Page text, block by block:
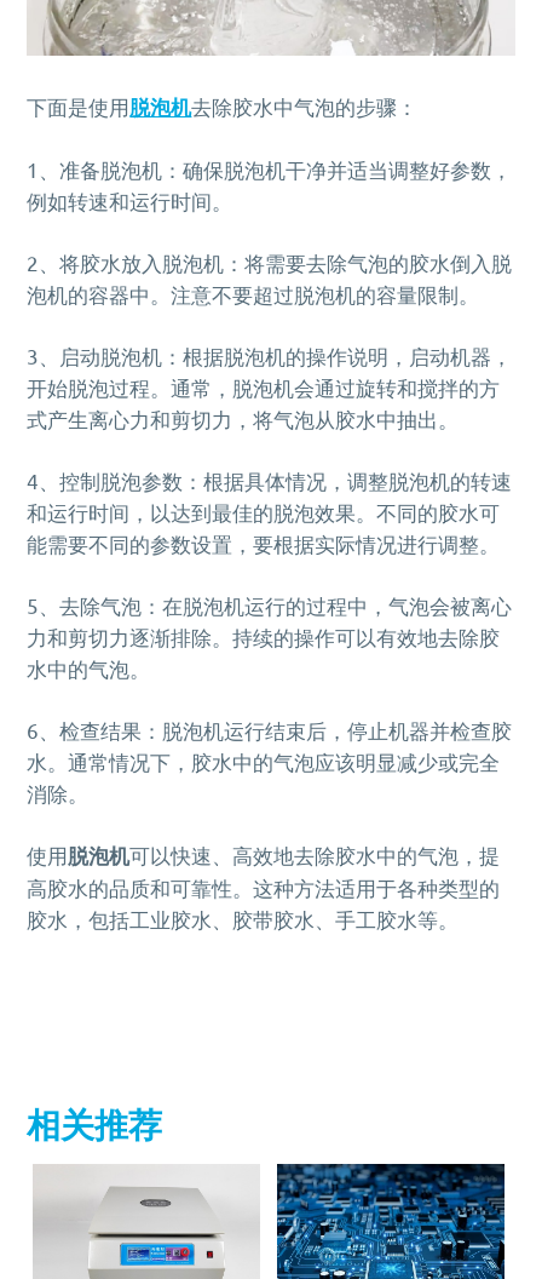
下面是使用脱泡机去除胶水中气泡的步骤：
1、准备脱泡机：确保脱泡机干净并适当调整好参数，
例如转速和运行时间。
2、将胶水放入脱泡机：将需要去除气泡的胶水倒入脱
泡机的容器中。注意不要超过脱泡机的容量限制。
3、启动脱泡机：根据脱泡机的操作说明，启动机器，
开始脱泡过程。通常，脱泡机会通过旋转和搅拌的方
式产生离心力和剪切力，将气泡从胶水中抽出。
4、控制脱泡参数：根据具体情况，调整脱泡机的转速
和运行时间，以达到最佳的脱泡效果。不同的胶水可
能需要不同的参数设置，要根据实际情况进行调整。
5、去除气泡：在脱泡机运行的过程中，气泡会被离心
力和剪切力逐渐排除。持续的操作可以有效地去除胶
水中的气泡。
6、检查结果：脱泡机运行结束后，停止机器并检查胶
水。通常情况下，胶水中的气泡应该明显减少或完全
消除。
使用脱泡机可以快速、高效地去除胶水中的气泡，提
高胶水的品质和可靠性。这种方法适用于各种类型的
胶水，包括工业胶水、胶带胶水、手工胶水等。
相关推荐